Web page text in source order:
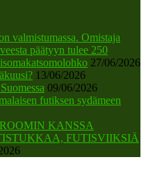
valmistumassa. Omistaja
päätyyn tulee 250
27/06/2026
13/06/2026
09/06/2026
futiksen sydämeen
KANSSA
FUTISVIIKSIÄ